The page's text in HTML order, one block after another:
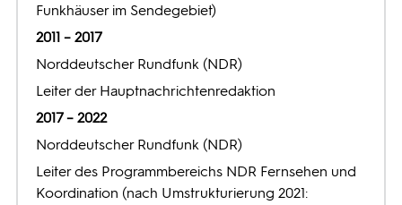
Funkhäuser im Sendegebiet)
2011 – 2017
Norddeutscher Rundfunk (NDR)
Leiter der Hauptnachrichtenredaktion
2017 – 2022
Norddeutscher Rundfunk (NDR)
Leiter des Programmbereichs NDR Fernsehen und
Koordination (nach Umstrukturierung 2021: